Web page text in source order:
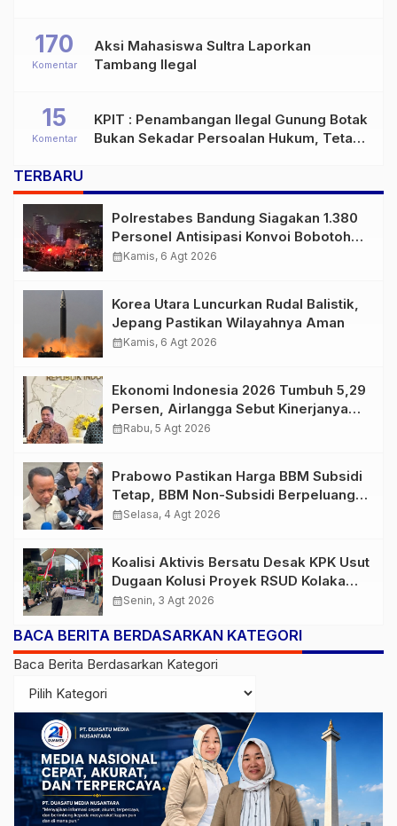
Aksi Mahasiswa Sultra Laporkan
Tambang Ilegal
170
Komentar
KPIT : Penambangan Ilegal Gunung Botak
Bukan Sekadar Persoalan Hukum, Tetapi
15
Komentar
TERBARU
Polrestabes Bandung Siagakan 1.380
Personel Antisipasi Konvoi Bobotoh
Usai Final Piala Presiden
calendar_monthKamis, 6 Agt 2026
Korea Utara Luncurkan Rudal Balistik,
Jepang Pastikan Wilayahnya Aman
calendar_monthKamis, 6 Agt 2026
Ekonomi Indonesia 2026 Tumbuh 5,29
Persen, Airlangga Sebut Kinerjanya
Lampaui Rata-Rata Global
calendar_monthRabu, 5 Agt 2026
Prabowo Pastikan Harga BBM Subsidi
Tetap, BBM Non-Subsidi Berpeluang
Turun
calendar_monthSelasa, 4 Agt 2026
Koalisi Aktivis Bersatu Desak KPK Usut
Dugaan Kolusi Proyek RSUD Kolaka
Timur, Sejumlah Pejabat dan PT
Diperiksa
calendar_monthSenin, 3 Agt 2026
BACA BERITA BERDASARKAN KATEGORI
Baca Berita Berdasarkan Kategori